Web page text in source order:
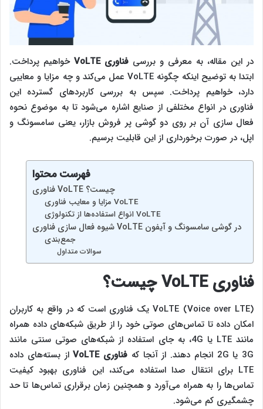
در این مقاله، به معرفی و بررسی فناوریVoLTE خواهیم پرداخت.
ابتدا به توضیح اینکه چگونه VoLTE عمل می‌کند و چه مزایا و معایبی
دارد، خواهیم پرداخت. سپس به بررسی کاربردهای گسترده این
فناوری در انواع مختلفی از صنایع اشاره می‌شود تا به موضوع نحوه
فعال سازی آن بر روی دو گوشی پر فروش بازار، یعنی سامسونگ و
اپل، در صورت برخورداری از این قابلیت برسیم.
فهرست محتوا
فناوری VoLTE چیست؟
مزایا و معایب فناوری VoLTE
انواع استفاده‌ها از تکنولوژی VoLTE
شیوه فعال سازی فناوری VoLTE در گوشی سامسونگ و آیفون
جمع‌بندی
سوالات متداول
فناوریVoLTEچیست؟
VoLTE (Voice over LTE) یک فناوری است که در واقع به کاربران
امکان داده تا تماس‌های صوتی خود را از طریق شبکه‌های داده همراه
مانند LTE یا 4G، به جای استفاده از شبکه‌های صوتی سنتی مانند
3G یا 2G انجام دهند. از آنجا که
فناوریVoLTEاز بسته‌های داده
LTE برای انتقال صدا استفاده می‌کند، این فناوری بهبود کیفیت
تماس‌ها را به همراه می‌آورد و همچنین زمان برقراری تماس‌ها تا حد
چشمگیری کم می‌شود.